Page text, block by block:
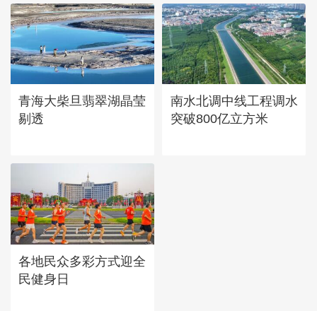
青海大柴旦翡翠湖晶莹
剔透
南水北调中线工程调水
突破800亿立方米
各地民众多彩方式迎全
民健身日